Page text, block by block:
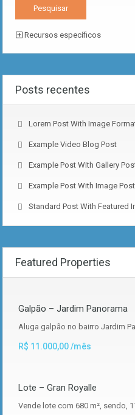
Recursos específicos
Posts recentes
Lorem Post With Image
Example Video Blog Post
Example Post With Gallery
Example Post With Image
Standard Post With Featured
Featured Properties
Galpão – Jardim Panorama
Aluga galpão no bairro Jardim
R$ 11.000,00 /mês
Lote – Gran Royalle
Vende lote com 680 m², sendo,